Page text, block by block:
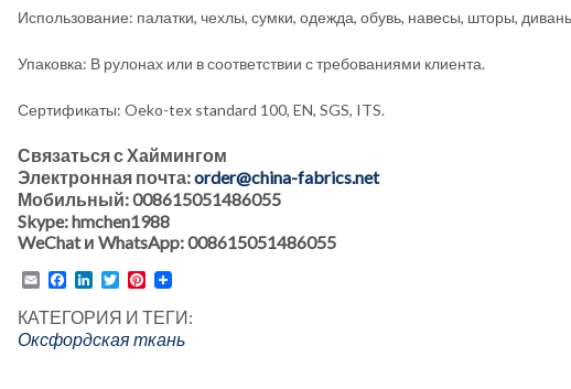
Использование: палатки, чехлы, сумки, одежда, обувь, навесы, шторы,
Упаковка: В рулонах или в соответствии с требованиями клиента.
Сертификаты: Oeko-tex standard 100, EN, SGS, ITS.
Связаться с Хаймингом
Электронная почта:order@china-fabrics.net
Мобильный: 008615051486055
Skype: hmchen1988
WeChat и WhatsApp: 008615051486055
EmailFacebook
LinkedIn
TwitterPinterest
КАТЕГОРИЯ И ТЕГИ:
Оксфордская ткань